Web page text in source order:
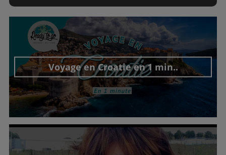
Voyage en Croatie en 1 min..
Découvrir cet interview